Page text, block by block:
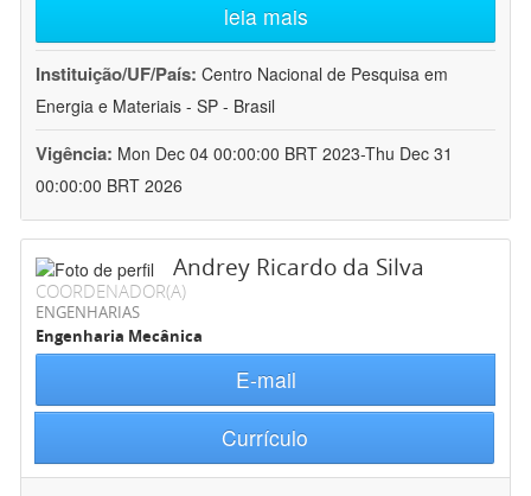
leia mais
Instituição/UF/País: Centro Nacional de Pesquisa em
Energia e Materiais - SP - Brasil
Vigência: Mon Dec 04 00:00:00 BRT 2023-Thu Dec 31
00:00:00 BRT 2026
Andrey Ricardo da Silva
COORDENADOR(A)
ENGENHARIAS
Engenharia Mecânica
E-mail
Currículo